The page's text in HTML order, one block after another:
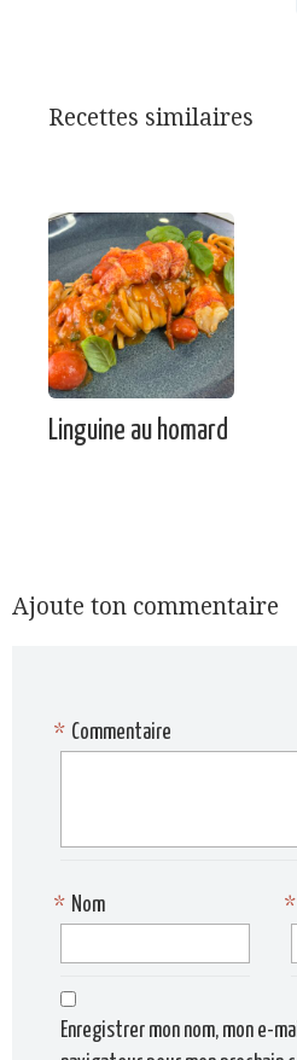
Recettes similaires
Linguine au homard
Ajoute ton commentaire
Commentaire
*
Nom
* *
Enregistrer mon nom, mon e-